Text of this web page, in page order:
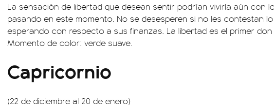
La sensación de libertad que desean sentir podrían vivirla aún con
pasando en este momento. No se desesperen si no les contestan
esperando con respecto a sus finanzas. La libertad es el primer
Momento de color: verde suave.
Capricornio
(22 de diciembre al 20 de enero)